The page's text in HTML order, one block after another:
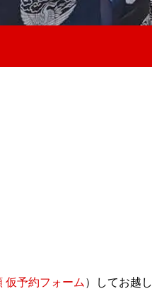
仮予約フォーム ）してお越し